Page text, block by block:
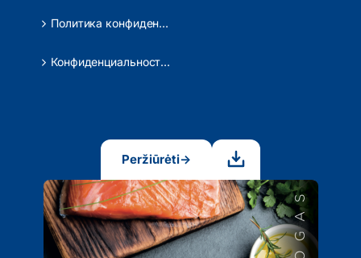
Политика конфиденциальности
Конфиденциальность данных
Peržiūrėti→